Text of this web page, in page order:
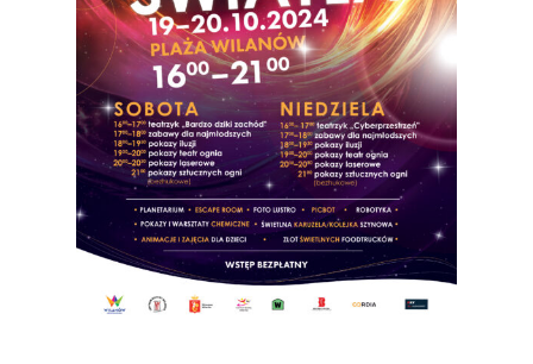
internetowej.
Statystyka
Abyśmy mogli
poprawić
funkcjonalność
i strukturę
strony
internetowej,